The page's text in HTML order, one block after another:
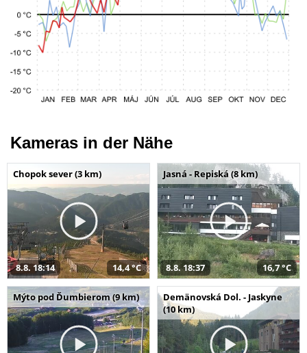
Kameras in der Nähe
Chopok sever (3 km)
8.8. 18:14 14,4 °C
Jasná - Repiská (8 km)
8.8. 18:37 16,7 °C
Mýto pod Ďumbierom (9 km)
Demänovská Dol. - Jaskyne
(10 km)